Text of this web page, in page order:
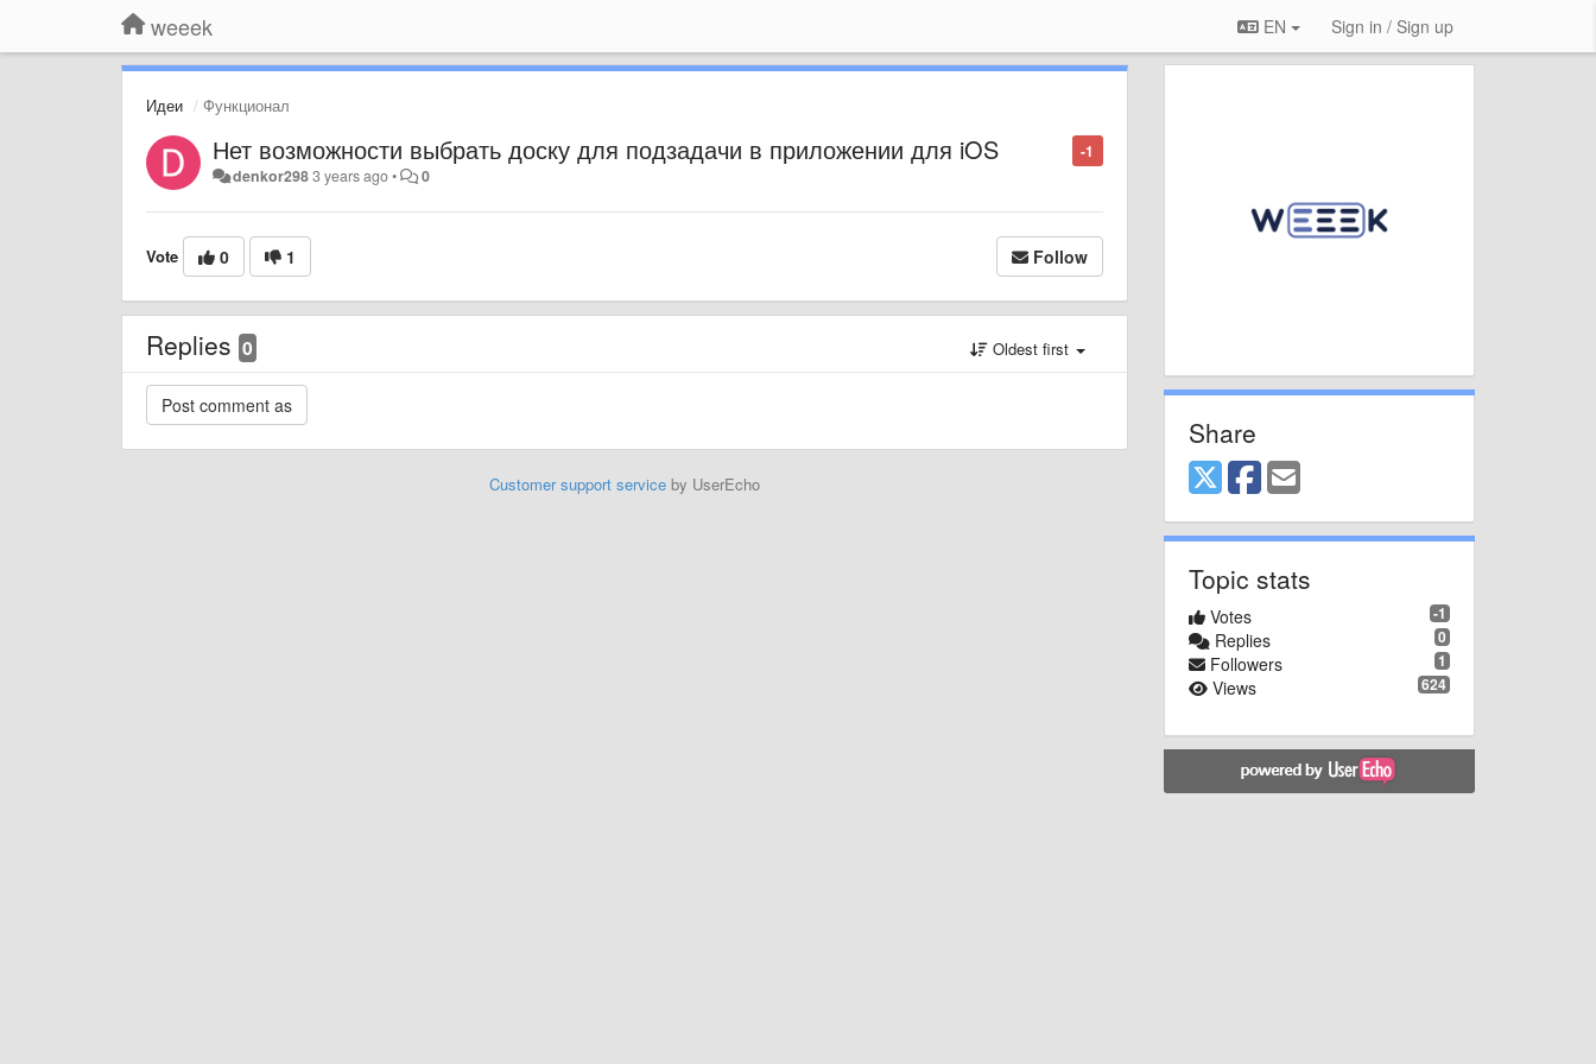
weeek EN Sign in / Sign up
Идеи Функционал
-1
Нет возможности выбрать доску для подзадачи в приложении для iOS
denkor2983 years ago• 0
Vote 0 1 Follow
Replies 0 Oldest first
Customer support serviceby UserEcho
Share
Topic stats
-1
Votes
0
Replies
1
Followers
624
Views